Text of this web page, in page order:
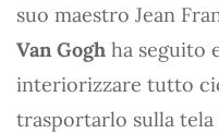
suo maestro Jean
Van Gogh ha seguito
interiorizzare tutto
trasportarlo sulla tela